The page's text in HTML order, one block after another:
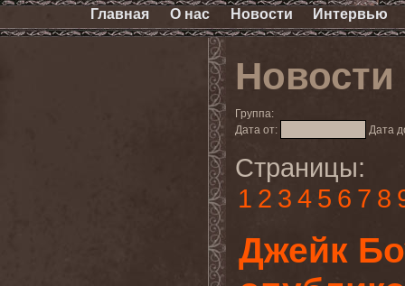
Главная О нас Новости Интервью
Новости
Группа:
Дата от:
Дата
Страницы:
1 2 3 4 5 6 7 8
Джейк